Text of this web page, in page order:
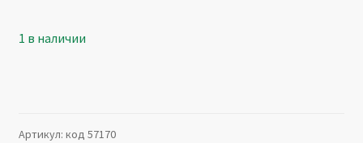
1 в наличии
Артикул: код 57170